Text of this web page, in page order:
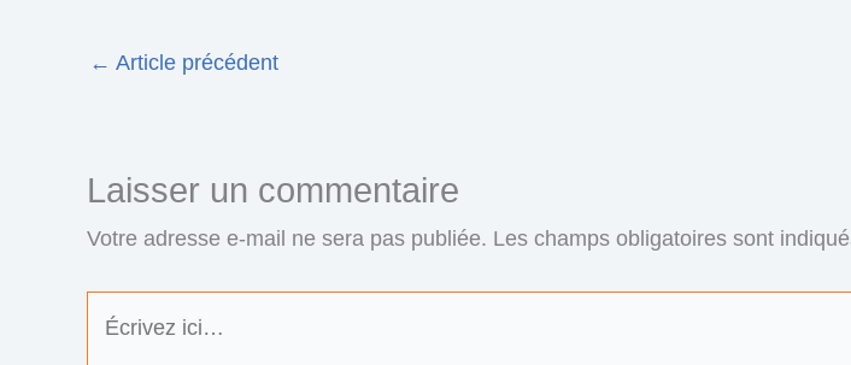
← Article précédent
Laisser un commentaire
Votre adresse e-mail ne sera pas publiée. Les champs obligatoires sont